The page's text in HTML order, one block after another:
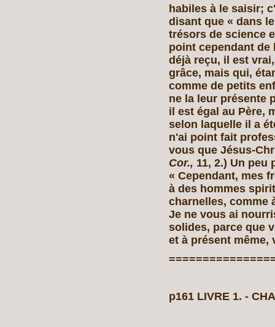
habiles à le saisir;
disant que « dans
trésors de science
point cependant de
déjà reçu, il est
grâce, mais qui,
comme de petits
ne la leur présente
il est égal au Père,
selon laquelle il a
n'ai point fait
vous que
Cor., 11, 2.) Un
« Cependant, mes
à des hommes
charnelles, comme
Je ne vous ai
solides, parce que
et à présent même,
p161 LIVRE 1. ‑